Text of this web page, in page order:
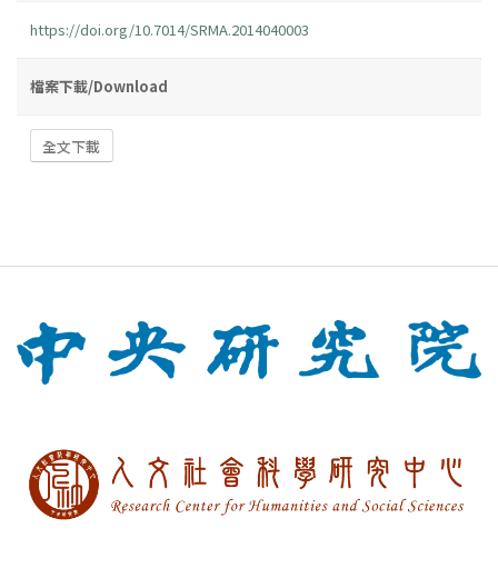
https://doi.org/10.7014/SRMA.2014040003
檔案下載/Download
全文下載